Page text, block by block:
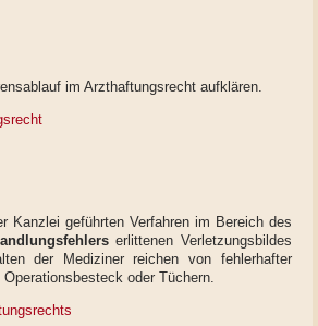
im Arzthaftungsrecht aufklären.
Kanzlei geführten Verfahren im Bereich des
erlittenen Verletzungsbildes
der Mediziner reichen von fehlerhafter
oder Tüchern.